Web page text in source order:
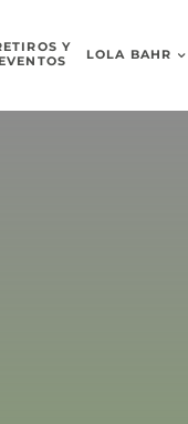
Y
EVENTOS
LOLA BAHR